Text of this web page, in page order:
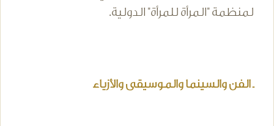
لمنظمة "المرأة للمرأة" الدولية.
ـ الفن والسينما والموسيقى والأزياء